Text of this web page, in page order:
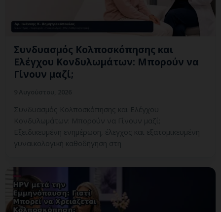
Συνδυασμός Κολποσκόπησης και
Ελέγχου Κονδυλωμάτων: Μπορούν να
Γίνουν μαζί;
Συνδυασμός Κολποσκόπησης και Ελέγχου
Κονδυλωμάτων: Μπορούν να Γίνουν μαζί;
Εξειδικευμένη ενημέρωση, έλεγχος και εξατομικευμένη
γυναικολογική καθοδήγηση στη